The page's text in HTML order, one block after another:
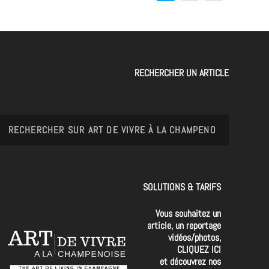
RECHERCHER UN ARTICLE
SOLUTIONS & TARIFS
Vous souhaitez un
article, un reportage
vidéos/photos,
CLIQUEZ ICI
et découvrez nos